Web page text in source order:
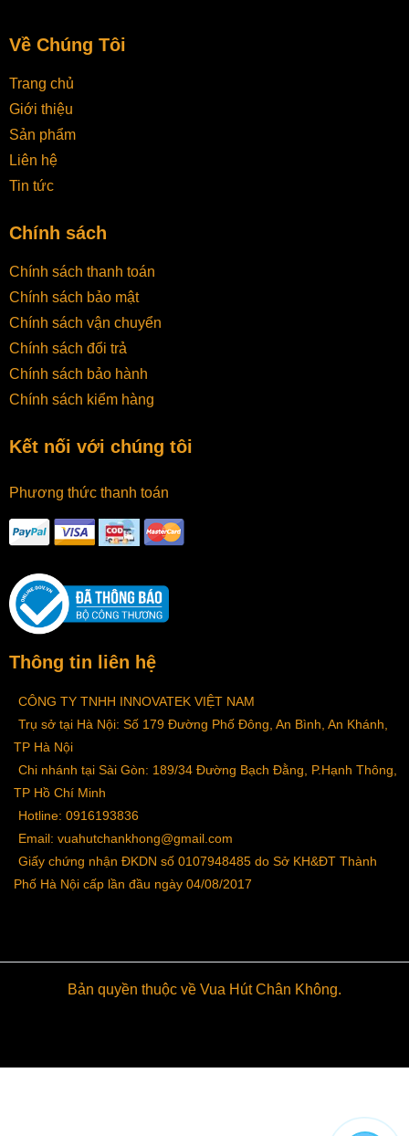
Về Chúng Tôi
Trang chủ
Giới thiệu
Sản phẩm
Liên hệ
Tin tức
Chính sách
Chính sách thanh toán
Chính sách bảo mật
Chính sách vận chuyển
Chính sách đổi trả
Chính sách bảo hành
Chính sách kiểm hàng
Kết nối với chúng tôi
Phương thức thanh toán
Thông tin liên hệ
CÔNG TY TNHH INNOVATEK VIỆT NAM
Trụ sở tại Hà Nội: Số 179 Đường Phố Đông, An Bình, An Khánh,
TP Hà Nội
Chi nhánh tại Sài Gòn: 189/34 Đường Bạch Đằng, P.Hạnh Thông,
TP Hồ Chí Minh
Hotline: 0916193836
Email: vuahutchankhong@gmail.com
Giấy chứng nhận ĐKDN số 0107948485 do Sở KH&ĐT Thành
Phố Hà Nội cấp lần đầu ngày 04/08/2017
Bản quyền thuộc về Vua Hút Chân Không.